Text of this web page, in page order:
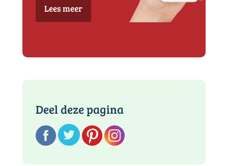
Lees meer
Deel deze pagina